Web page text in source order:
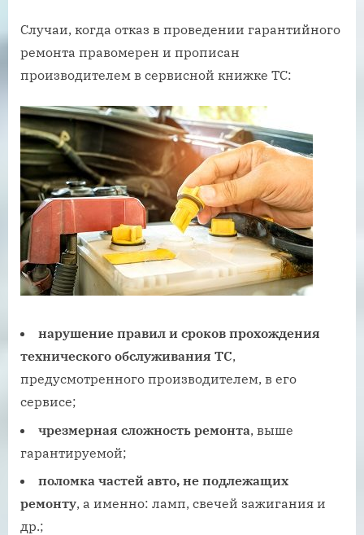
Случаи, когда отказ в проведении гарантийного
ремонта правомерен и прописан
производителем в сервисной книжке ТС:
нарушение правил и сроков прохождения
технического обслуживания ТС,
предусмотренного производителем, в его
сервисе;
чрезмерная сложность ремонта, выше
гарантируемой;
поломка частей авто, не подлежащих
ремонту, а именно: ламп, свечей зажигания и
др.;